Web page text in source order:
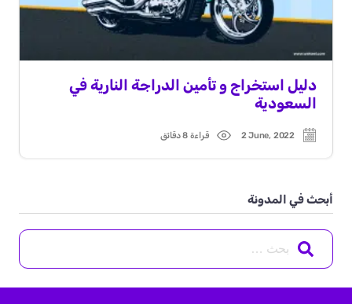
دليل استخراج و تأمين الدراجة النارية في
السعودية
Post
2 June, 2022
Read
قراءة 8 دقائق
أبحث في المدونة
Search